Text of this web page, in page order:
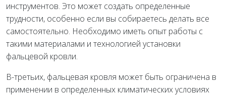
инструментов. Это может создать определенные
трудности, особенно если вы собираетесь делать все
самостоятельно. Необходимо иметь опыт работы с
такими материалами и технологией установки
фальцевой кровли.
В-третьих, фальцевая кровля может быть ограничена в
применении в определенных климатических условиях